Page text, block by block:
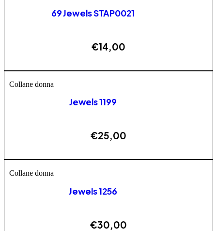
69 Jewels STAP0021
€14,00
Collane donna
Jewels 1199
€25,00
Collane donna
Jewels 1256
€30,00